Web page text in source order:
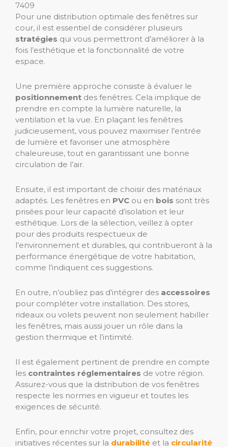
7409
Pour une distribution optimale des fenêtres sur
cour, il est essentiel de considérer plusieurs
stratégies qui vous permettront d’améliorer à la
fois l’esthétique et la fonctionnalité de votre
espace.
Une première approche consiste à évaluer le
positionnement des fenêtres. Cela implique de
prendre en compte la lumière naturelle, la
ventilation et la vue. En plaçant les fenêtres
judicieusement, vous pouvez maximiser l’entrée
de lumière et favoriser une atmosphère
chaleureuse, tout en garantissant une bonne
circulation de l’air.
Ensuite, il est important de choisir des matériaux
adaptés. Les fenêtres en PVC ou en bois sont très
prisées pour leur capacité d’isolation et leur
esthétique. Lors de la sélection, veillez à opter
pour des produits respectueux de
l’environnement et durables, qui contribueront à la
performance énergétique de votre habitation,
comme l’indiquent ces suggestions.
En outre, n’oubliez pas d’intégrer des accessoires
pour compléter votre installation. Des stores,
rideaux ou volets peuvent non seulement habiller
les fenêtres, mais aussi jouer un rôle dans la
gestion thermique et l’intimité.
Il est également pertinent de prendre en compte
les contraintes réglementaires de votre région.
Assurez-vous que la distribution de vos fenêtres
respecte les normes en vigueur et toutes les
exigences de sécurité.
Enfin, pour enrichir votre projet, consultez des
initiatives récentes sur la durabilité et la circularité